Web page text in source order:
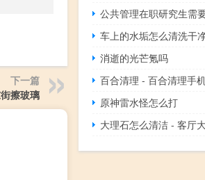
下一篇
擦玻璃
公共管理在职研究生需
消逝的光芒氪吗
百合清理 - 百合清理手
原神雷水怪怎么打
大理石怎么清洁 - 客厅